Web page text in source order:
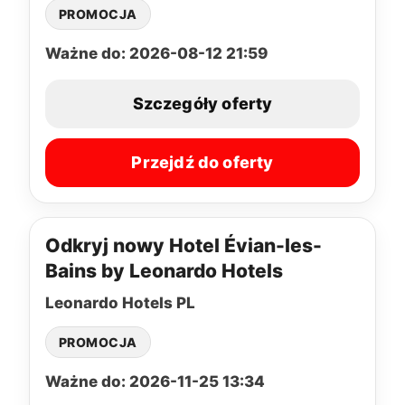
PROMOCJA
Ważne do: 2026-08-12 21:59
Szczegóły oferty
Przejdź do oferty
Odkryj nowy Hotel Évian-les-
Bains by Leonardo Hotels
Leonardo Hotels PL
PROMOCJA
Ważne do: 2026-11-25 13:34